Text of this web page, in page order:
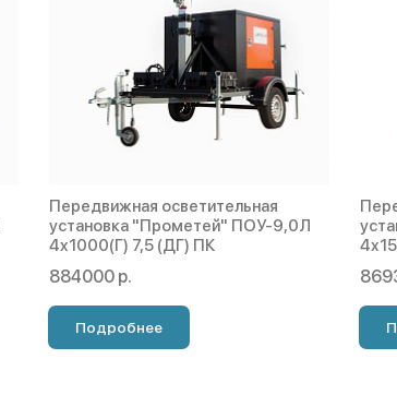
Передвижная осветительная
установка "Прометей" ПОУ-9,0Л
4х1000(Г) 7,5 (ДГ) ПК
884000 р.
Подробнее